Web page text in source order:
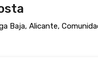
Baja, Alicante,